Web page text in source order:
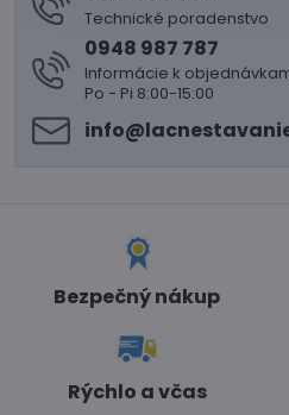
Technické poradenstvo
0948 987 787
Informácie k
Po - Pi 8:00-15:00
Bezpečný nákup
Rýchlo a včas